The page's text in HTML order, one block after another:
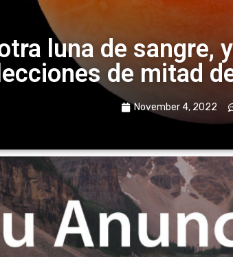
luna de sangre,
de mitad
November 4, 2022